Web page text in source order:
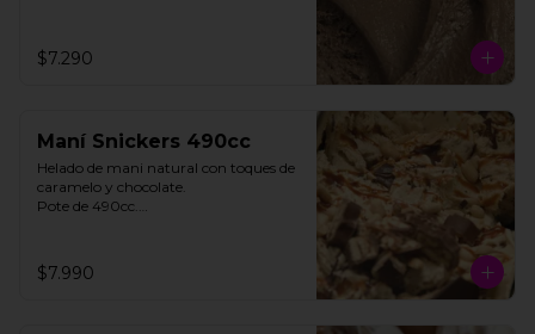
$7.290
Maní Snickers 490cc
Helado de mani natural con toques de
caramelo y chocolate.
Pote de 490cc.
$7.990